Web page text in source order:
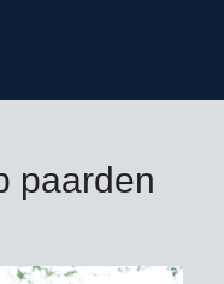
paarden